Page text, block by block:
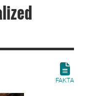
FAKTA